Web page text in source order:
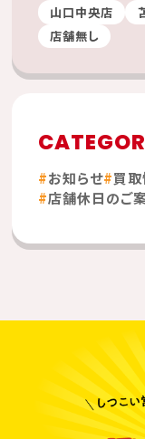
山口中央店
店舗無し
お知らせ 買
店舗休日のご